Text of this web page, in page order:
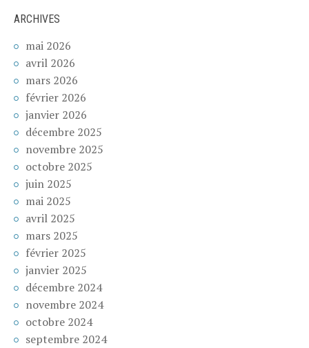
ARCHIVES
mai 2026
avril 2026
mars 2026
février 2026
janvier 2026
décembre 2025
novembre 2025
octobre 2025
juin 2025
mai 2025
avril 2025
mars 2025
février 2025
janvier 2025
décembre 2024
novembre 2024
octobre 2024
septembre 2024